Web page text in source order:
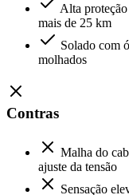
Alta
mais de 25 km
Solado com
molhados
Contras
Malha do
ajuste da tensão
Sensação